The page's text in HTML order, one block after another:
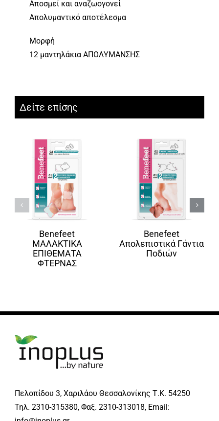
Αποσμεί και αναζωογονεί
Απολυμαντικό αποτέλεσμα
Μορφή
12 μαντηλάκια ΑΠΟΛΥΜΑΝΣΗΣ
Δείτε επίσης
Benefeet
ΜΑΛΑΚΤΙΚΑ
ΕΠΙΘΕΜΑΤΑ
ΦΤΕΡΝΑΣ
Benefeet
Απολεπιστικά Γάντια
Ποδιών
Πελοπίδου 3, Χαριλάου Θεσσαλονίκης Τ.Κ. 54250
Τηλ. 2310-315380, Φαξ. 2310-313018, Email: